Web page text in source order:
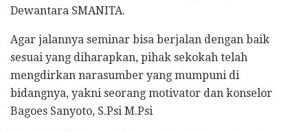
Dewantara SMANITA.
Agar jalannya seminar bisa berjalan dengan baik
sesuai yang diharapkan, pihak sekokah telah
mengdirkan narasumber yang mumpuni di
bidangnya, yakni seorang motivator dan konselor
Bagoes Sanyoto, S.Psi M.Psi